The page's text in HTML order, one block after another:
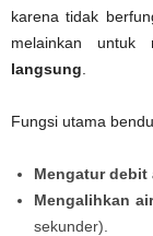
karena tidak
melainkan untuk
langsung
Fungsi utama
Mengatur debit
Mengalihkan air
sekunder).